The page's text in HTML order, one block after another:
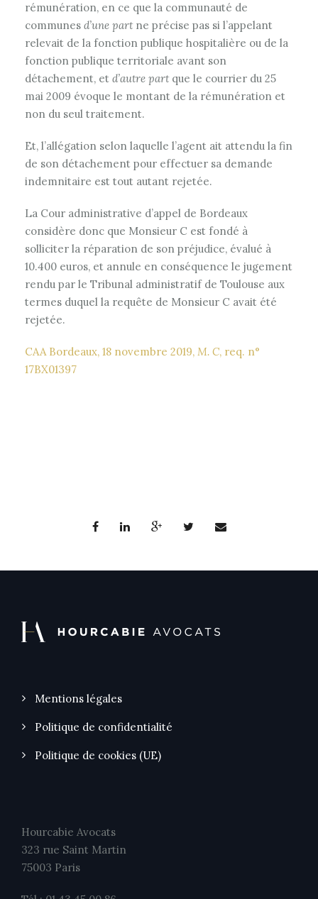
rémunération, en ce que la communauté de
communes d’une partne précise pas si l’appelant
relevait de la fonction publique hospitalière ou de la
fonction publique territoriale avant son
détachement, et d’autre partque le courrier du 25
mai 2009 évoque le montant de la rémunération et
non du seul traitement.
Et, l’allégation selon laquelle l’agent ait attendu la fin
de son détachement pour effectuer sa demande
indemnitaire est tout autant rejetée.
La Cour administrative d’appel de Bordeaux
considère donc que Monsieur C est fondé à
solliciter la réparation de son préjudice, évalué à
10.400 euros, et annule en conséquence le jugement
rendu par le Tribunal administratif de Toulouse aux
termes duquel la requête de Monsieur C avait été
rejetée.
CAA Bordeaux, 18 novembre 2019, M. C, req. n°
17BX01397
Mentions légales
Politique de confidentialité
Politique de cookies (UE)
Hourcabie Avocats
323 rue Saint Martin
75003 Paris